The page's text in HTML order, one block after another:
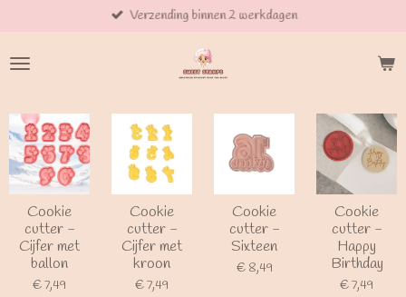
naar
de
Verzending binnen 2 werkdagen
Cookie
cutter -
Cijfer met
ballon
€ 7,49
Cookie
cutter -
Cijfer met
kroon
€ 7,49
Cookie
cutter -
Sixteen
€ 8,49
Cookie
cutter -
Happy
Birthday
€ 7,49